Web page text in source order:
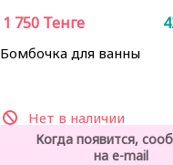
Бомбочка для ванны
Нет в наличии
1 750 Тенге
Когда появится,
на e-mail